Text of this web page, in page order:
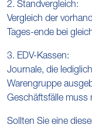
2. Standvergleich:
Vergleich der
Tages-ende bei
3. EDV-Kassen:
Journale, die
Warengruppe
Geschäftsfälle muss
Sollten Sie eine